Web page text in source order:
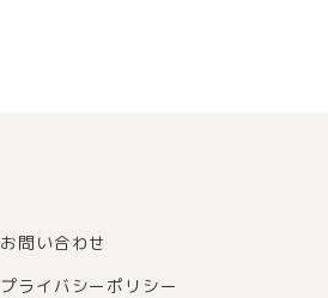
お問い合わせ
プライバシーポリシー